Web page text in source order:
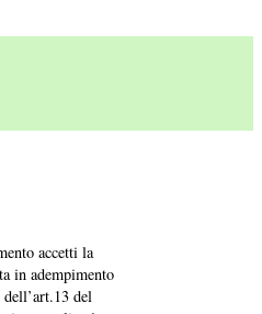
accetti la
in adempimento
del